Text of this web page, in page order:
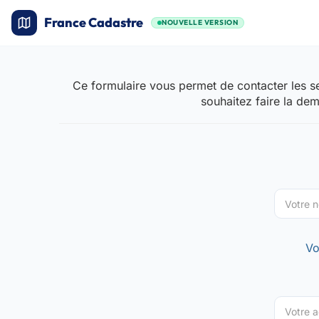
France Cadastre NOUVELLE VERSION
Ce formulaire vous permet de contacter les
souhaitez faire la